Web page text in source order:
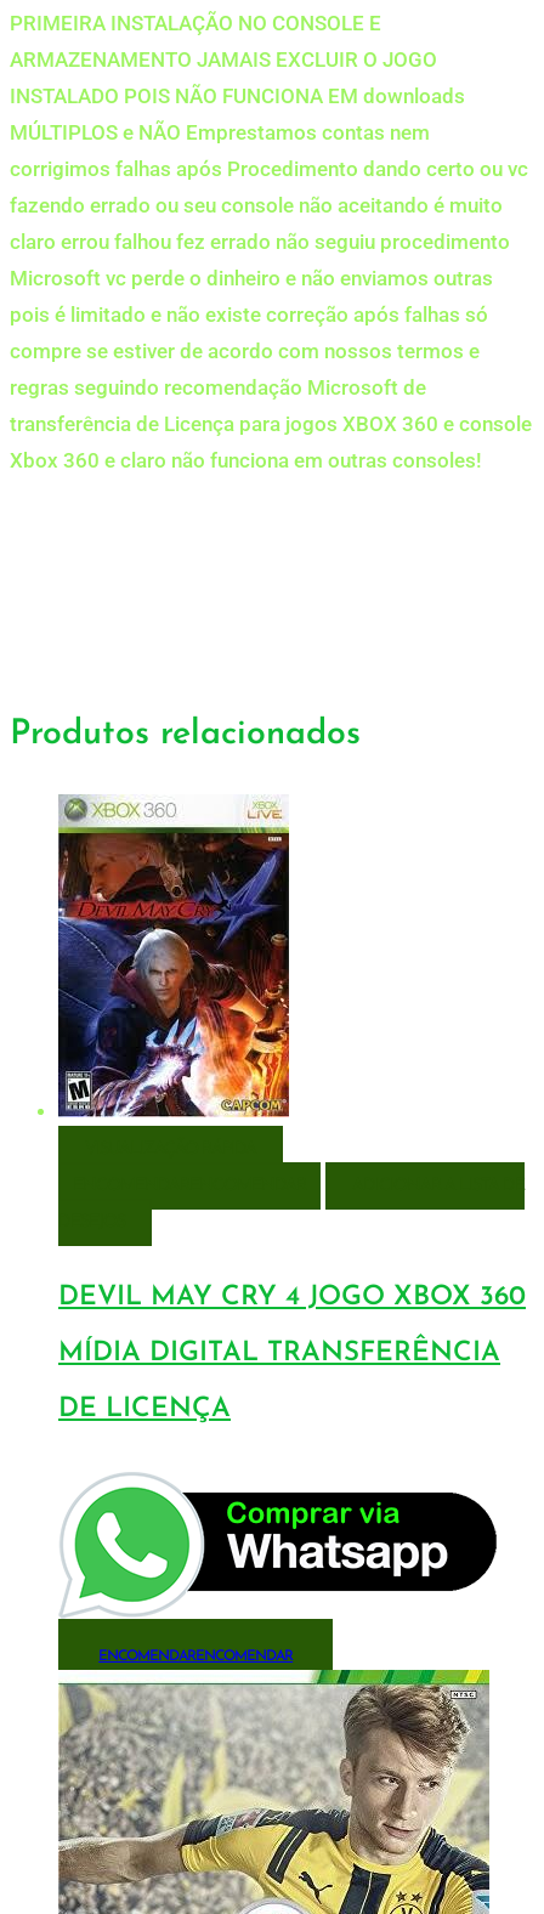
PRIMEIRA INSTALAÇÃO NO CONSOLE E
ARMAZENAMENTO JAMAIS EXCLUIR O JOGO
INSTALADO POIS NÃO FUNCIONA EM downloads
MÚLTIPLOS e NÃO Emprestamos contas nem
corrigimos falhas após Procedimento dando certo ou vc
fazendo errado ou seu console não aceitando é muito
claro errou falhou fez errado não seguiu procedimento
Microsoft vc perde o dinheiro e não enviamos outras
pois é limitado e não existe correção após falhas só
compre se estiver de acordo com nossos termos e
regras seguindo recomendação Microsoft de
transferência de Licença para jogos XBOX 360 e console
Xbox 360 e claro não funciona em outras consoles!
Produtos relacionados
DEVIL MAY CRY 4 JOGO XBOX 360
MÍDIA DIGITAL TRANSFERÊNCIA
DE LICENÇA
ENCOMENDARENCOMENDAR